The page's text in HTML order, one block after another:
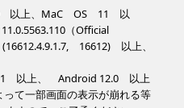
以上、MaC OS 11 以
（Official
16612) 以上、
以上、 Android 12.0 以上
て一部画面の表示が崩れる等